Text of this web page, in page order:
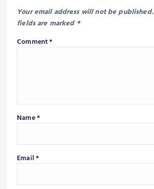
Your email address will not be published.
fields are marked *
Comment*
Name*
Email*